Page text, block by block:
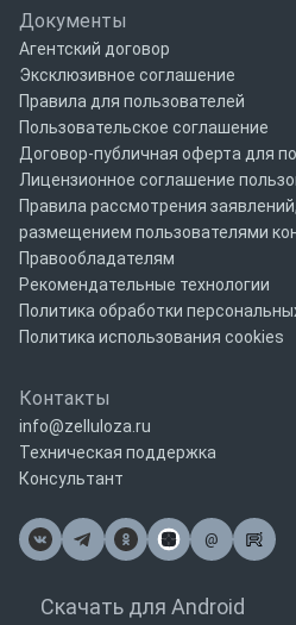
Документы
Агентский договор
Эксклюзивное соглашение
Правила для пользователей
Пользовательское соглашение
Договор-публичная оферта для
Лицензионное соглашение
Правила рассмотрения
размещением пользователями
Правообладателям
Рекомендательные технологии
Политика обработки
Политика использования cookies
Контакты
info@zelluloza.ru
Техническая поддержка
Консультант
@
Почта
Скачать для Android